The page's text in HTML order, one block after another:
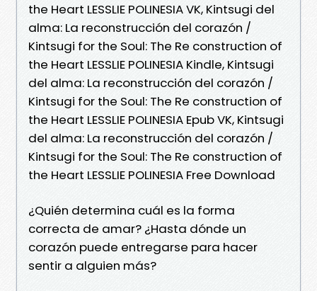
the Heart LESSLIE POLINESIA VK, Kintsugi del
alma: La reconstrucción del corazón /
Kintsugi for the Soul: The Re construction of
the Heart LESSLIE POLINESIA Kindle, Kintsugi
del alma: La reconstrucción del corazón /
Kintsugi for the Soul: The Re construction of
the Heart LESSLIE POLINESIA Epub VK, Kintsugi
del alma: La reconstrucción del corazón /
Kintsugi for the Soul: The Re construction of
the Heart LESSLIE POLINESIA Free Download
¿Quién determina cuál es la forma
correcta de amar? ¿Hasta dónde un
corazón puede entregarse para hacer
sentir a alguien más?